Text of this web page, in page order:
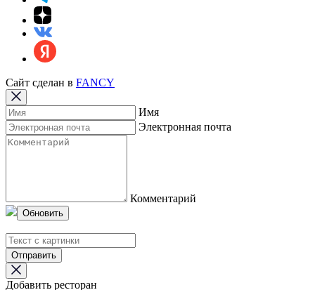
Сайт сделан в FANCY
Имя
Электронная почта
Комментарий
Обновить
Отправить
Добавить ресторан